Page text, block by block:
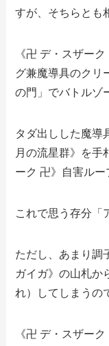
すが、そちらとも
《卍 デ・スザー
グ兼魔導具のクリ
の門」でバトルゾ
タダ出しした魔導
月の流星群》を手
ーク 卍》自害ルー
これで思う存分「
ただし、あまり調
ガイガ》の山札か
れ）してしまうの
《卍 デ・スザー